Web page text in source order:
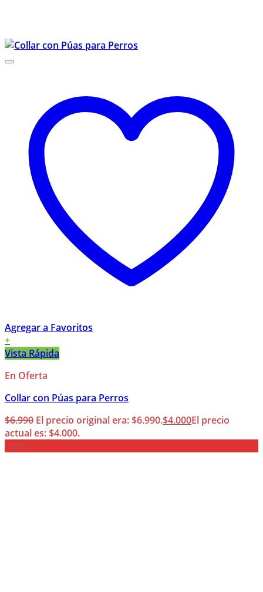
Agregar a Favoritos
+
Vista Rápida
En Oferta
Collar con Púas para Perros
$6.990 El precio original era: $6.990.$4.000El precio
actual es: $4.000.